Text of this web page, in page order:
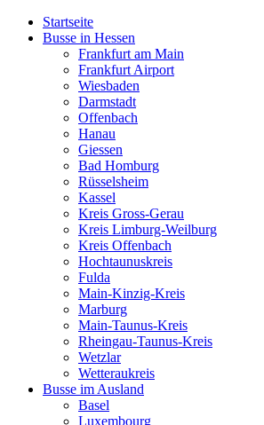
Startseite
Busse in Hessen
Frankfurt am Main
Frankfurt Airport
Wiesbaden
Darmstadt
Offenbach
Hanau
Giessen
Bad Homburg
Rüsselsheim
Kassel
Kreis Gross-Gerau
Kreis Limburg-Weilburg
Kreis Offenbach
Hochtaunuskreis
Fulda
Main-Kinzig-Kreis
Marburg
Main-Taunus-Kreis
Rheingau-Taunus-Kreis
Wetzlar
Wetteraukreis
Busse im Ausland
Basel
Luxembourg